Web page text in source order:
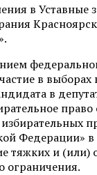
в Уставные
в выборах
в
Федерации»
тяжких и (или)
ограничения.